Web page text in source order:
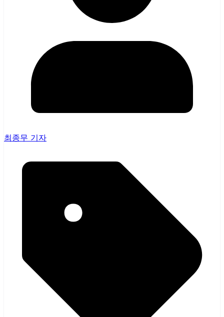
최종무 기자